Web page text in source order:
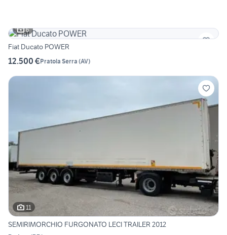
6
Fiat Ducato POWER
12.500 €Pratola Serra (AV)
11
SEMIRIMORCHIO FURGONATO LECI TRAILER 2012